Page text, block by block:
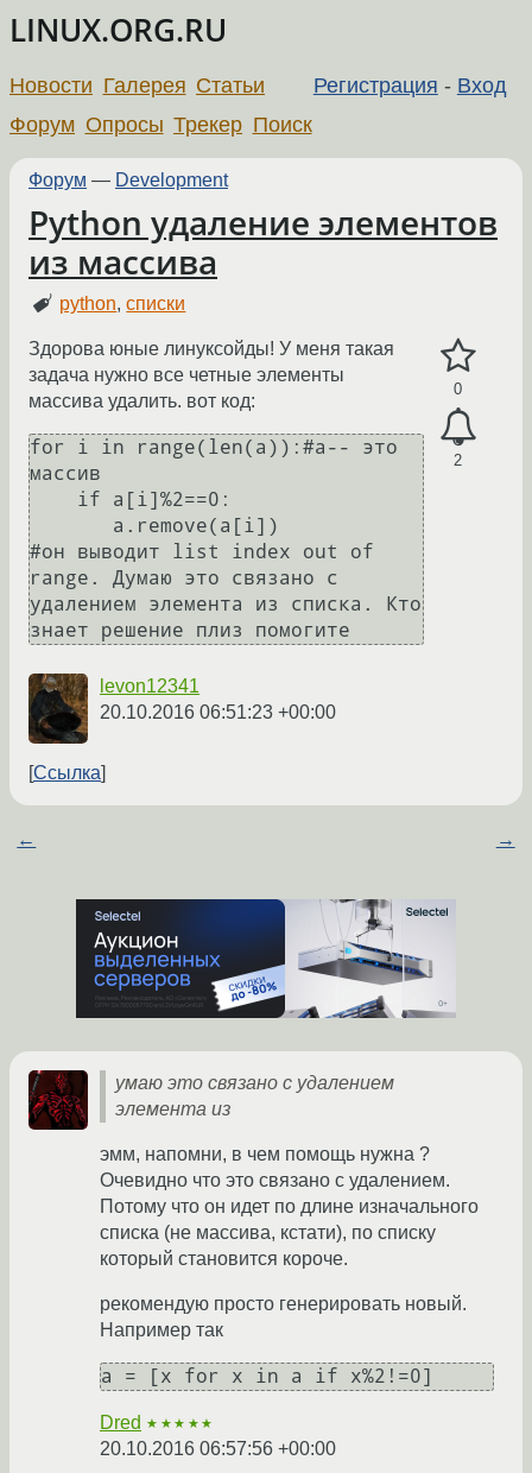
LINUX.ORG.RU
Регистрация - Вход
Новости Галерея Статьи
Форум Опросы Трекер Поиск
Форум — Development
Python удаление элементов
из массива
python,списки
0
2
Здорова юные линуксойды! У меня такая
задача нужно все четные элементы
массива удалить. вот код:
for i in range(len(a)):#a-- это
массив
#он выводит list index out of
range. Думаю это связано с
удалением элемента из списка. Кто
знает решение плиз помогите
levon12341
20.10.2016 06:51:23 +00:00
Ссылка
← →
умаю это связано с удалением
элемента из
эмм, напомни, в чем помощь нужна ?
Очевидно что это связано с удалением.
Потому что он идет по длине изначального
списка (не массива, кстати), по списку
который становится короче.
рекомендую просто генерировать новый.
Например так
Dred ★★★★★
20.10.2016 06:57:56 +00:00